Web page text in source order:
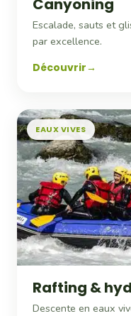
Escalade, sauts et
par excellence.
Découvrir
EAUX VIVES
Rafting &
Descente en eaux